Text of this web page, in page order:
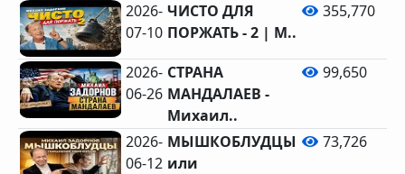
2026-
07-10
ЧИСТО ДЛЯ
ПОРЖАТЬ - 2 | М..
355,770
2026-
06-26
СТРАНА
МАНДАЛАЕВ -
Михаил..
99,650
2026-
06-12
МЫШКОБЛУДЦЫ
или
73,726